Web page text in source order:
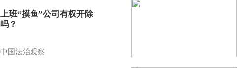
上班“摸鱼”公司有权开除
吗？
中国法治观察
7